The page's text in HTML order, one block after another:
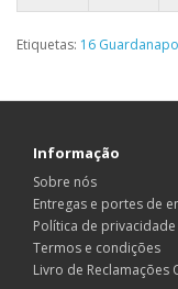
Etiquetas: 16
Informação
Sobre nós
Entregas e portes de
Política de privacidade
Termos e condições
Livro de Reclamações